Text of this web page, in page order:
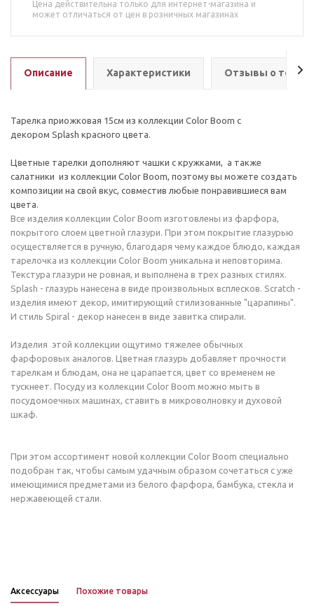
Цена действительна только для интернет-магазина и
может отличаться от цен в розничных магазинах
Описание Характеристики Отзывы о
Тарелка приожковая 15см из коллекции Color Boom с
декором Splash красного цвета.
Цветные тарелки дополняют чашки с кружками, а также
салатники из коллекции Color Boom, поэтому вы можете создать
композиции на свой вкус, совместив любые понравившиеся вам
цвета.
Все изделия коллекции Color Boom изготовлены из фарфора,
покрытого слоем цветной глазури. При этом покрытие глазурью
осуществляется в ручную, благодаря чему каждое блюдо, каждая
тарелочка из коллекции Color Boom уникальна и неповторима.
Текстура глазури не ровная, и выполнена в трех разных стилях.
Splash - глазурь нанесена в виде произвольных всплесков. Scratch -
изделия имеют декор, имитирующий стилизованные "царапины".
И стиль Spiral - декор нанесен в виде завитка спирали.
Изделия этой коллекции ощутимо тяжелее обычных
фарфоровых аналогов. Цветная глазурь добавляет прочности
тарелкам и блюдам, она не царапается, цвет со временем не
тускнеет. Посуду из коллекции Color Boom можно мыть в
посудомоечных машинах, ставить в микроволновку и духовой
шкаф.
При этом ассортимент новой коллекции Color Boom специально
подобран так, чтобы самым удачным образом сочетаться с уже
имеющимися предметами из белого фарфора, бамбука, стекла и
нержавеющей стали.
Аксессуары Похожие товары